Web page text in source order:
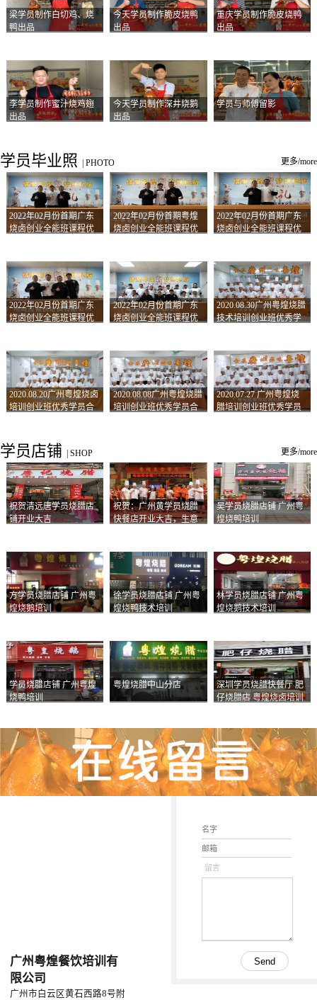
梁学员制作白切鸡、烧
鸭出品
今天学员制作脆皮烧鸭
出品
重庆学员制作脆皮烧鸭
出品
李学员制作蜜汁烧鸡翅
出品
今天学员制作深井烧鹅
出品
学员与师傅留影
学员毕业照 PHOTO 更多/more
2022年02月份首期广东
烧卤创业全能班课程优
2022年02月份首期粤煌
烧卤创业全能班课程优
2022年02月份首期广东
烧卤创业全能班课程优
2022年02月份首期广东
烧卤创业全能班课程优
2022年02月份首期广东
烧卤创业全能班课程优
2020.08.30广州粤煌烧腊
技术培训创业班优秀学
2020.08.20广州粤煌烧卤
培训创业班优秀学员合
2020.08.08广州粤煌烧腊
培训创业班优秀学员合
2020.07.27 广州粤煌烧
腊培训创业班优秀学员
学员店铺 SHOP 更多/more
祝贺清远唐学员烧腊店
铺开业大吉
祝贺：广州黄学员烧腊
快餐店开业大吉，生意
吴学员烧腊店铺 广州粤
煌烧鸭培训
方学员烧腊店铺 广州粤
煌烧鹅培训
徐学员烧腊店铺 广州粤
煌烧鸭技术培训
林学员烧腊店铺 广州粤
煌烧鹅技术培训
学员烧腊店铺 广州粤煌
烧鸭培训
粤煌烧腊中山分店
深圳学员烧腊快餐厅 肥
仔烧腊店 粤煌烧卤培训
广州粤煌餐饮培训有
限公司
广州市白云区黄石西路8号附
留言